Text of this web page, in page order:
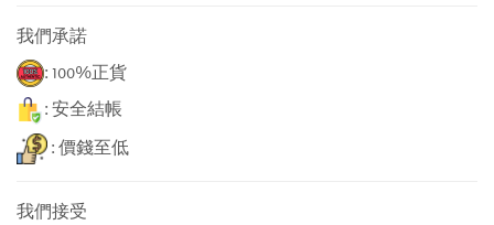
我們承諾
: 100%正貨
: 安全結帳
: 價錢至低
我們接受